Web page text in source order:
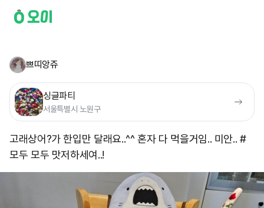
쁘띠앙쥬
싱글파티
서울특별시 노원구
고래상어?가 한입만 달래요..^^ 혼자 다 먹을거임.. 미안.. #
모두 모두 맛저하세여..!